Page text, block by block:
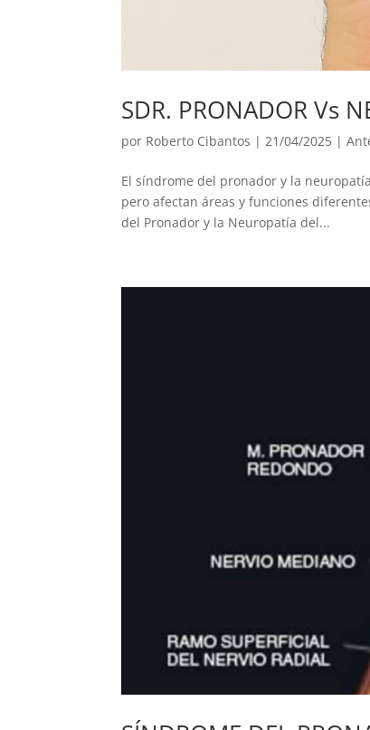
SDR. PRONADOR Vs
por Roberto Cibantos |21/04/2025 |
El síndrome del pronador y la
pero afectan áreas y funciones
del Pronador y la Neuropatía del...